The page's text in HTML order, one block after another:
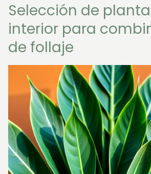
Selección de
interior para
de follaje